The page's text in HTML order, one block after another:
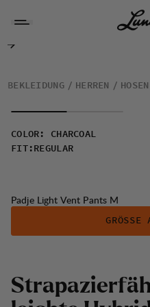
Padje Light Vent Pants M
BEKLEIDUNG HERREN HOSEN
COLOR : CHARCOAL
FIT: REGULAR
Padje Light Vent Pants M
GRÖSSE
Strapazierfä